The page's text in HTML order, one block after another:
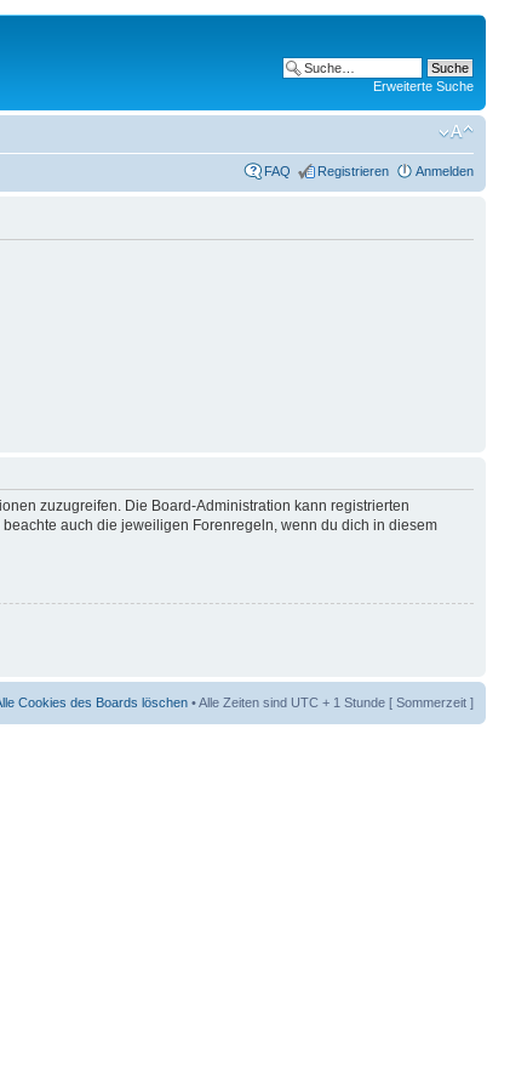
Erweiterte Suche
FAQ Registrieren Anmelden
zuzugreifen. Die Board-Administration kann registrierten
auch die jeweiligen Forenregeln, wenn du dich in diesem
Cookies des Boards löschen • Alle Zeiten sind UTC + 1 Stunde [ Sommerzeit ]